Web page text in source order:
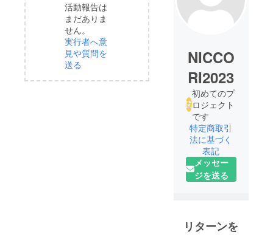
活動報告は
まだありま
せん。
実行者へ意
見や質問を
送る
NICCO
RI2023
初めてのプ
ロジェクト
です
特定商取引
法に基づく
表記
メッセー
ジを送る
リターンを